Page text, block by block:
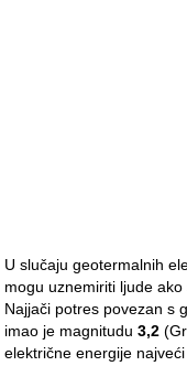
U slučaju geotermalnih
mogu uznemiriti ljude
Najjači potres povezan s
imao je magnitudu 3,2
električne energije